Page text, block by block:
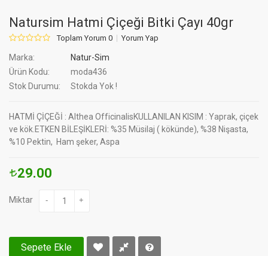
Natursim Hatmi Çiçeği Bitki Çayı 40gr
Toplam Yorum 0 Yorum Yap
Marka:
Natur-Sim
Ürün Kodu:
moda436
Stok Durumu:
Stokda Yok !
HATMİ ÇİÇEĞİ : Althea OfficinalisKULLANILAN KISIM : Yaprak, çiçek
ve kök.ETKEN BİLEŞİKLERİ: %35 Müsilaj ( kökünde), %38 Nişasta,
%10 Pektin, Ham şeker, Aspa
29.00
Miktar - +
Sepete Ekle